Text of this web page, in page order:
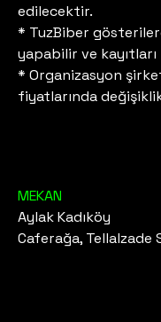
edilecektir.
* TuzBiber
yapabilir ve
* Organizasyon
fiyatlarında
MEKAN
Aylak Kadıköy
Caferağa, Tellalzade